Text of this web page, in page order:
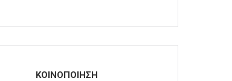
ΚΟΙΝΟΠΟΙΗΣΗ